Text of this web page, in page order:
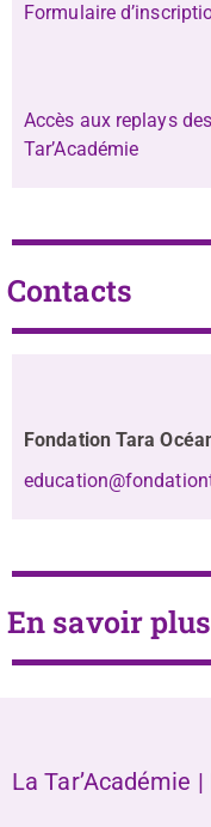
Formulaire
Accès aux replays
Tar’Académie
Contacts
Fondation Tara
En savoir plus
La Tar’Académie